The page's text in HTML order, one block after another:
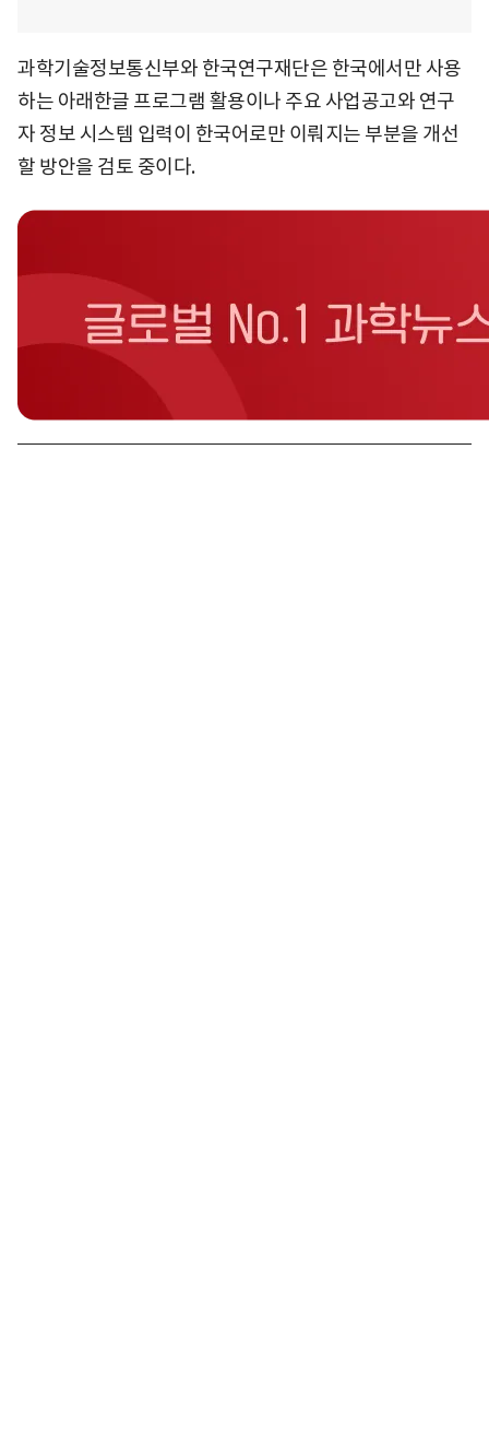
과학기술정보통신부와 한국연구재단은 한국에서만 사용
하는 아래한글 프로그램 활용이나 주요 사업공고와 연구
자 정보 시스템 입력이 한국어로만 이뤄지는 부분을 개선
할 방안을 검토 중이다.